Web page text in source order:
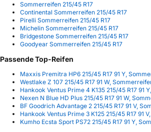
Sommerreifen 215/45 R17
Continental Sommerreifen 215/45 R17
Pirelli Sommerreifen 215/45 R17
Michelin Sommerreifen 215/45 R17
Bridgestone Sommerreifen 215/45 R17
Goodyear Sommerreifen 215/45 R17
Passende Top-Reifen
Maxxis Premitra HP6 215/45 R17 91 Y,
Westlake Z 107 215/45 R17 91 W,
Hankook Ventus Prime 4 K135 215/45 R17 91
Nexen N Blue HD Plus 215/45 R17 91 W,
BF Goodrich Advantage 2 215/45 R17 91 V,
Hankook Ventus Prime 3 K125 215/45 R17 91
Kumho Ecsta Sport PS72 215/45 R17 91 Y,